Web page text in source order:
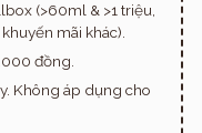
(>60ml & >1 triệu,
mãi khác).
đồng.
Không áp dụng cho